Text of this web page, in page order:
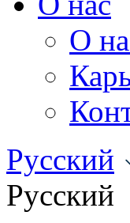
О
Русский
Русский